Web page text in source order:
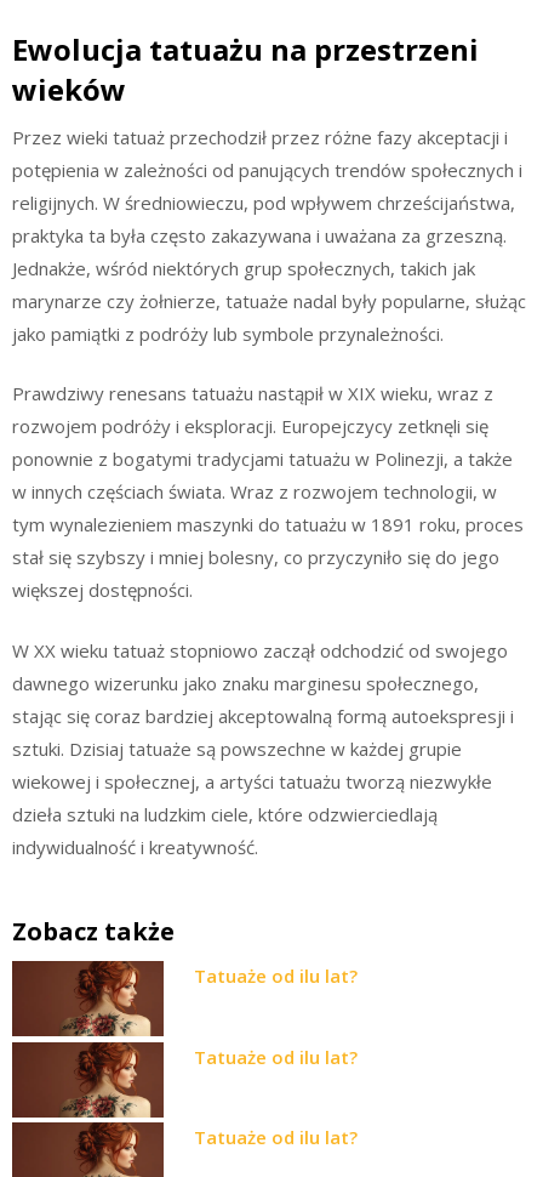
Ewolucja tatuażu na przestrzeni
wieków
Przez wieki tatuaż przechodził przez różne fazy akceptacji i
potępienia w zależności od panujących trendów społecznych i
religijnych. W średniowieczu, pod wpływem chrześcijaństwa,
praktyka ta była często zakazywana i uważana za grzeszną.
Jednakże, wśród niektórych grup społecznych, takich jak
marynarze czy żołnierze, tatuaże nadal były popularne, służąc
jako pamiątki z podróży lub symbole przynależności.
Prawdziwy renesans tatuażu nastąpił w XIX wieku, wraz z
rozwojem podróży i eksploracji. Europejczycy zetknęli się
ponownie z bogatymi tradycjami tatuażu w Polinezji, a także
w innych częściach świata. Wraz z rozwojem technologii, w
tym wynalezieniem maszynki do tatuażu w 1891 roku, proces
stał się szybszy i mniej bolesny, co przyczyniło się do jego
większej dostępności.
W XX wieku tatuaż stopniowo zaczął odchodzić od swojego
dawnego wizerunku jako znaku marginesu społecznego,
stając się coraz bardziej akceptowalną formą autoekspresji i
sztuki. Dzisiaj tatuaże są powszechne w każdej grupie
wiekowej i społecznej, a artyści tatuażu tworzą niezwykłe
dzieła sztuki na ludzkim ciele, które odzwierciedlają
indywidualność i kreatywność.
Zobacz także
Tatuaże od ilu lat?
Tatuaże od ilu lat?
Tatuaże od ilu lat?